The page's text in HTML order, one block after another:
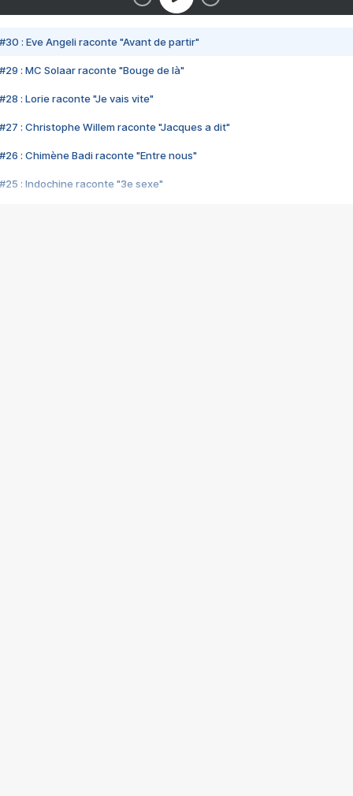
#30 : Eve Angeli raconte "Avant de partir"
#29 : MC Solaar raconte "Bouge de là"
#28 : Lorie raconte "Je vais vite"
#27 : Christophe Willem raconte "Jacques a dit"
#26 : Chimène Badi raconte "Entre nous"
#25 : Indochine raconte "3e sexe"